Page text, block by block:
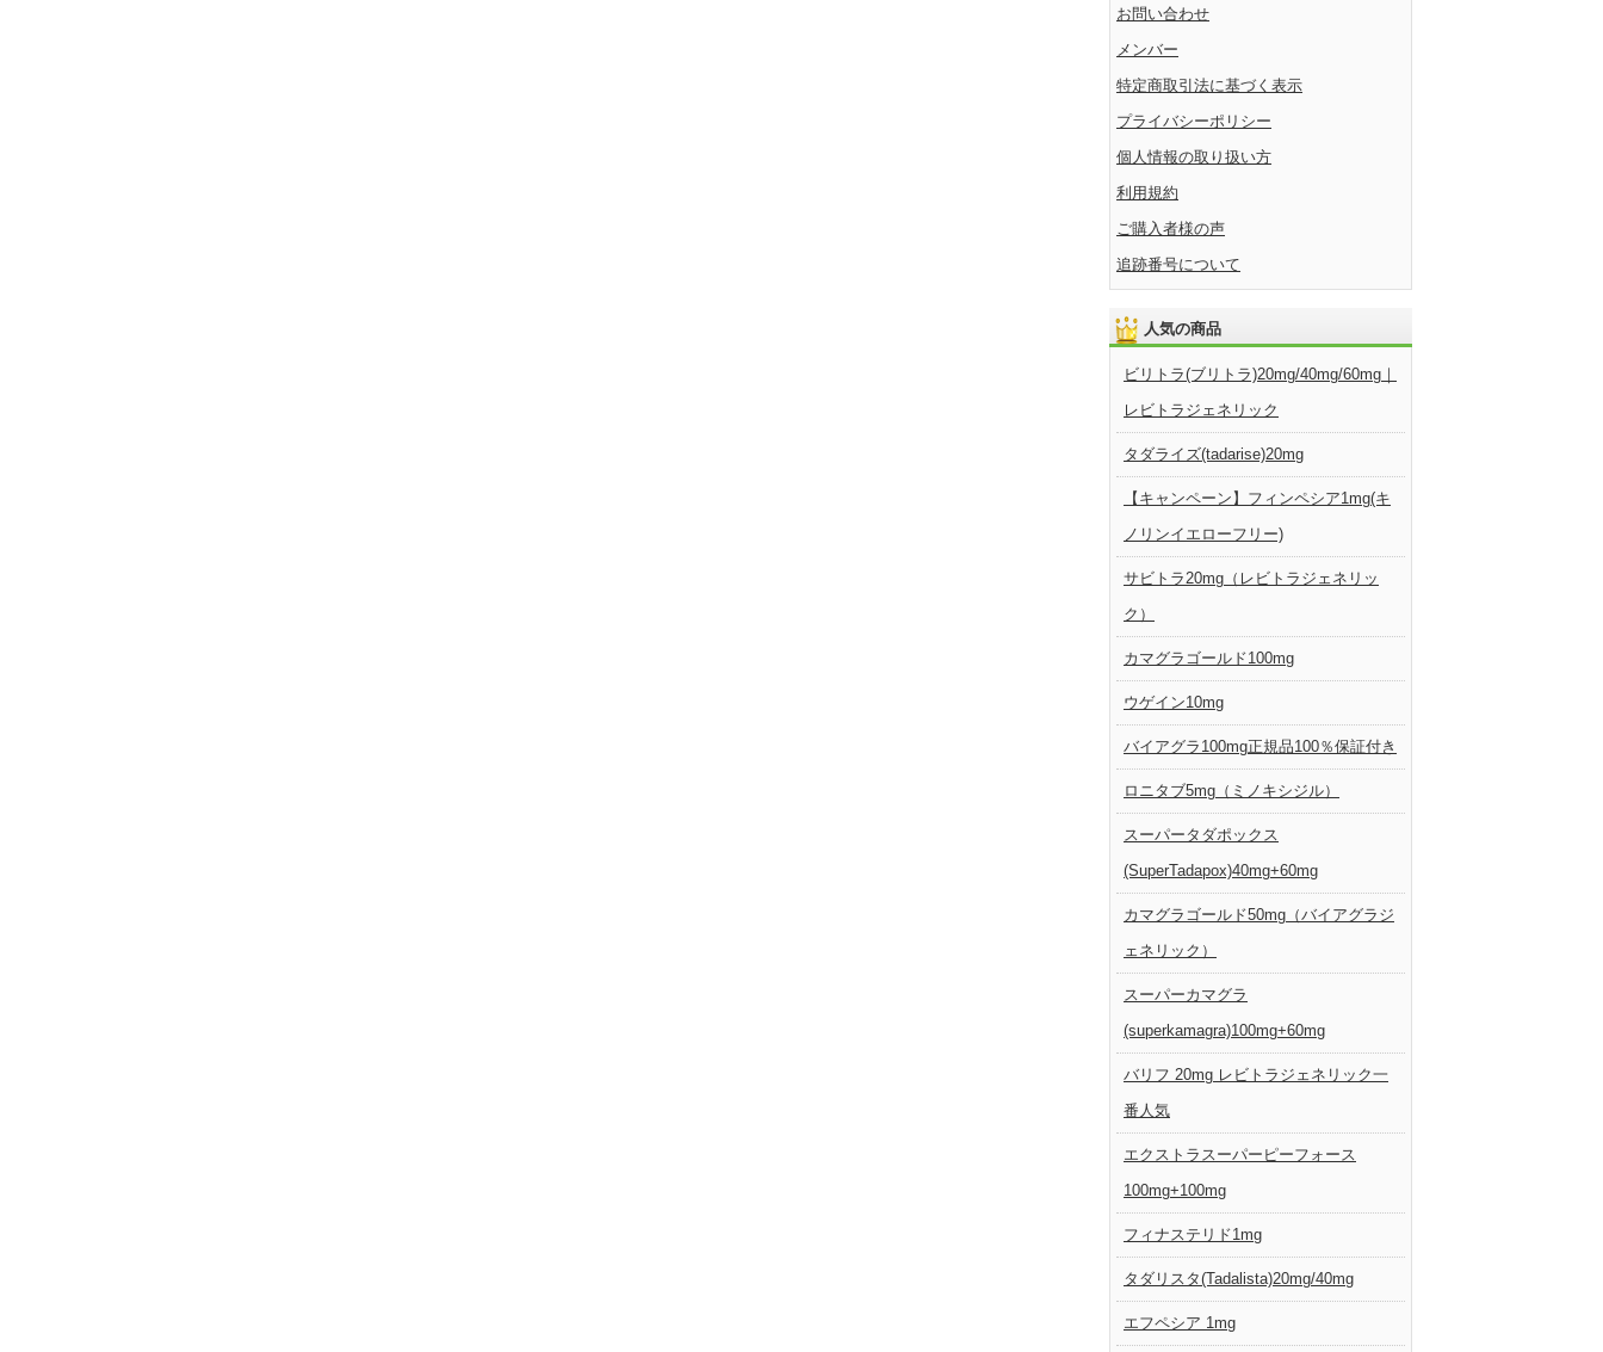
お問い合わせ
メンバー
特定商取引法に基づく表示
プライバシーポリシー
個人情報の取り扱い方
利用規約
ご購入者様の声
追跡番号について
人気の商品
ビリトラ(ブリトラ)20mg/40mg/60mg｜
レビトラジェネリック
タダライズ(tadarise)20mg
【キャンペーン】フィンペシア1mg(キ
ノリンイエローフリー)
サビトラ20mg（レビトラジェネリッ
ク）
カマグラゴールド100mg
ウゲイン10mg
バイアグラ100mg正規品100％保証付き
ロニタブ5mg（ミノキシジル）
スーパータダポックス
(SuperTadapox)40mg+60mg
カマグラゴールド50mg（バイアグラジ
ェネリック）
スーパーカマグラ
(superkamagra)100mg+60mg
バリフ 20mg レビトラジェネリック一
番人気
エクストラスーパーピーフォース
100mg+100mg
フィナステリド1mg
タダリスタ(Tadalista)20mg/40mg
エフペシア 1mg